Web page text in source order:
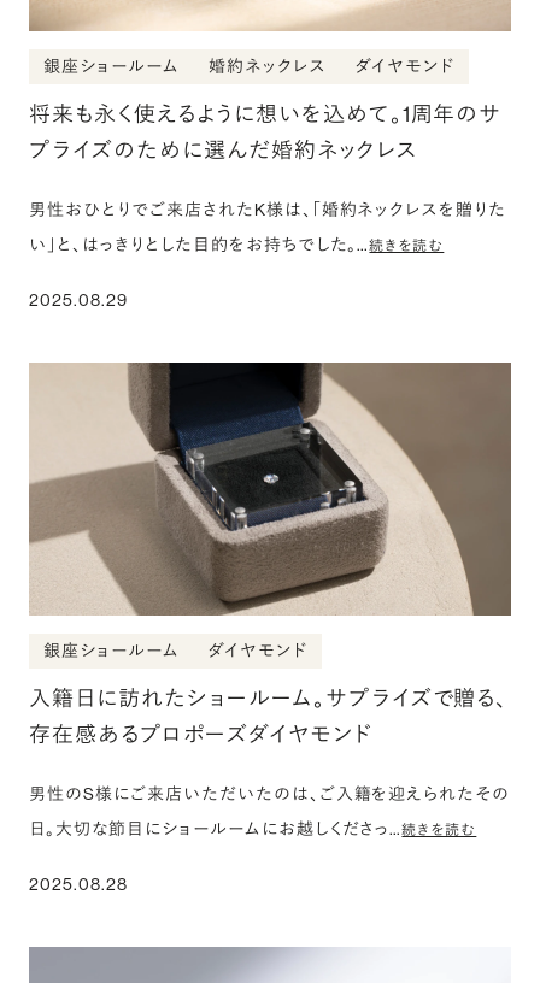
銀座ショールーム 婚約ネックレス ダイヤモンド
将来も永く使えるように想いを込めて。1周年のサ
プライズのために選んだ婚約ネックレス
男性おひとりでご来店されたK様は、「婚約ネックレスを贈りた
い」と、はっきりとした目的をお持ちでした。…続きを読む
2025.08.29
銀座ショールーム ダイヤモンド
入籍日に訪れたショールーム。サプライズで贈る、
存在感あるプロポーズダイヤモンド
男性のS様にご来店いただいたのは、ご入籍を迎えられたその
日。大切な節目にショールームにお越しくださっ…続きを読む
2025.08.28